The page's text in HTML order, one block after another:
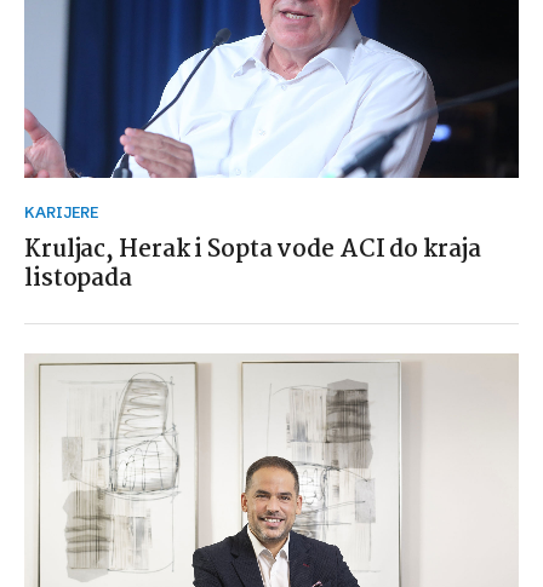
KARIJERE
Kruljac, Herak i Sopta vode ACI do kraja
listopada